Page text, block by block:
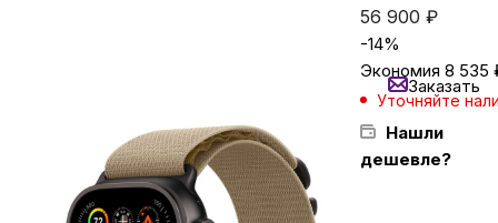
Сумки и чемоданы
Для дома и дачи
56 900 ₽
-14%
Экономия 8 535
Уточняйте
Нашли
дешевле?
Заказать